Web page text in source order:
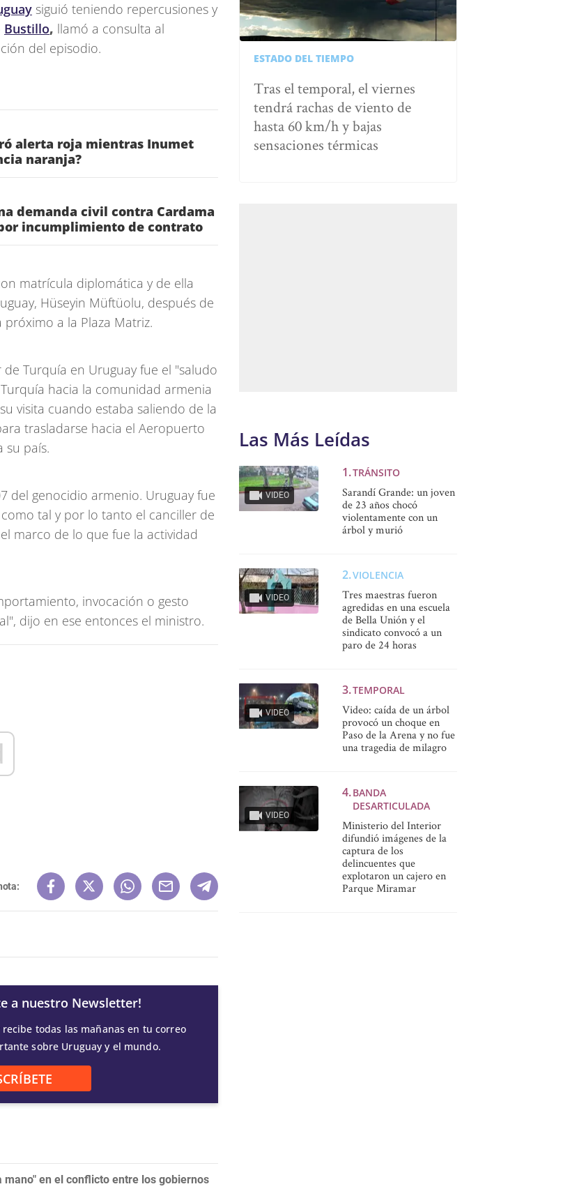
siguió teniendo repercusiones y
Bustillo, llamó a consulta al
del episodio.
alerta roja mientras Inumet
naranja?
demanda civil contra Cardama
incumplimiento de contrato
matrícula diplomática y de ella
Hüseyin Müftüolu, después de
a la Plaza Matriz.
Turquía en Uruguay fue el "saludo
hacia la comunidad armenia
visita cuando estaba saliendo de la
trasladarse hacia el Aeropuerto
su país.
del genocidio armenio. Uruguay fue
tal y por lo tanto el canciller de
marco de lo que fue la actividad
invocación o gesto
dijo en ese entonces el ministro.
a nuestro Newsletter!
todas las mañanas en tu correo
sobre Uruguay y el mundo.
en el conflicto entre los gobiernos
ESTADO DEL TIEMPO
Tras el temporal, el viernes
tendrá rachas de viento de
hasta 60 km/h y bajas
sensaciones térmicas
Las Más Leídas
VIDEO
TRÁNSITO
Sarandí Grande: un joven
de 23 años chocó
violentamente con un
árbol y murió
VIDEO
VIOLENCIA
Tres maestras fueron
agredidas en una escuela
de Bella Unión y el
sindicato convocó a un
paro de 24 horas
VIDEO
TEMPORAL
Video: caída de un árbol
provocó un choque en
Paso de la Arena y no fue
una tragedia de milagro
VIDEO
BANDA
DESARTICULADA
Ministerio del Interior
difundió imágenes de la
captura de los
delincuentes que
explotaron un cajero en
Parque Miramar